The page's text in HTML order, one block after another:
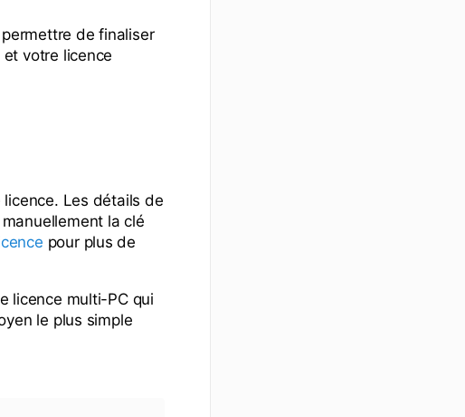
de finaliser
votre licence
Les détails de
la clé
pour plus de
licence multi-PC qui
le plus simple